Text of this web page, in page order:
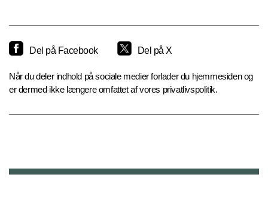
Del på Facebook Del på X
Når du deler indhold på sociale medier forlader du hjemmesiden og
er dermed ikke længere omfattet af vores privatlivspolitik.